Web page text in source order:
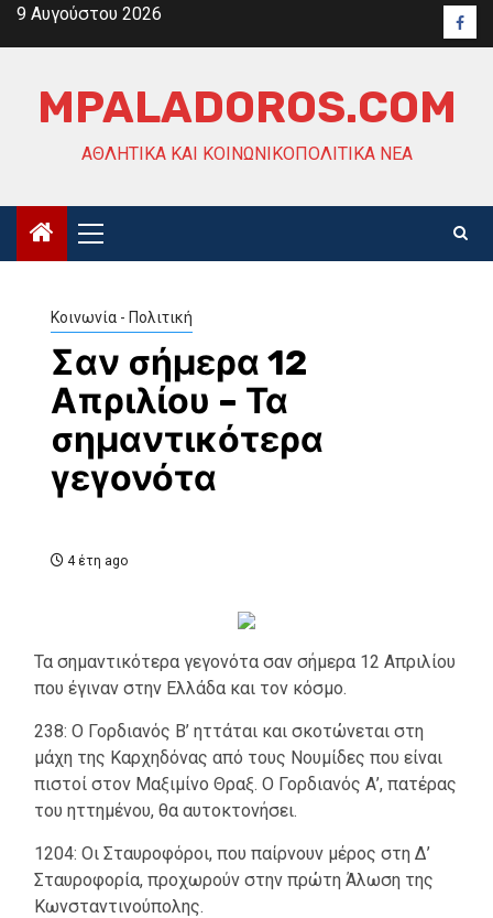
Skip9 Αυγούστου 2026
MPALADOROS.COM
ΑΘΛΗΤΙΚΆ ΚΑΙ ΚΟΙΝΩΝΙΚΟΠΟΛΙΤΙΚΆ ΝΈΑ
Primary
Menu
Κοινωνία - Πολιτική
Σαν σήμερα 12
Απριλίου – Τα
σημαντικότερα
γεγονότα
4 έτη ago
Τα σημαντικότερα γεγονότα σαν σήμερα 12 Απριλίου
που έγιναν στην Ελλάδα και τον κόσμο.
238: Ο Γορδιανός Β’ ηττάται και σκοτώνεται στη
μάχη της Καρχηδόνας από τους Νουμίδες που είναι
πιστοί στον Μαξιμίνο Θραξ. Ο Γορδιανός Α’, πατέρας
του ηττημένου, θα αυτοκτονήσει.
1204: Οι Σταυροφόροι, που παίρνουν μέρος στη Δ’
Σταυροφορία, προχωρούν στην πρώτη Άλωση της
Κωνσταντινούπολης.